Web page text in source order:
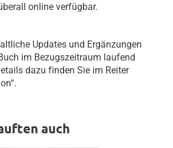
online verfügbar.
Updates und Ergänzungen
im Bezugszeitraum laufend
dazu finden Sie im Reiter
auch